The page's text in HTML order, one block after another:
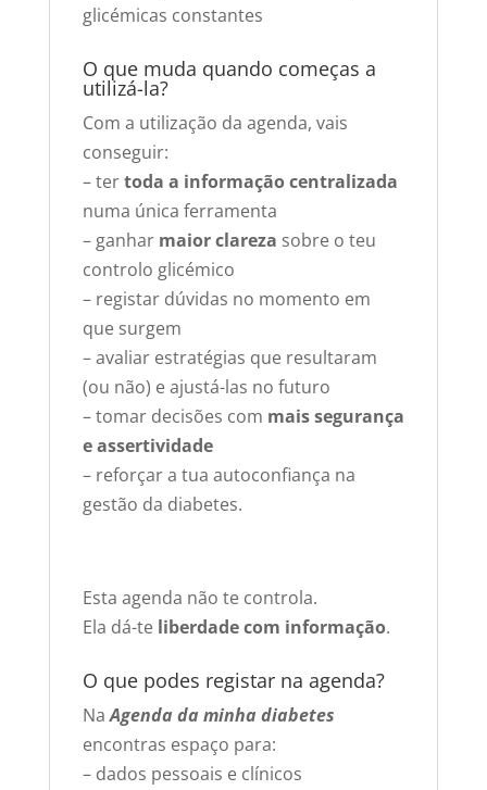
glicémicas constantes
O que muda quando começas a
utilizá-la?
Com a utilização da agenda, vais
conseguir:
– tertoda a informação centralizada
numa única ferramenta
– ganhar maior clareza sobre o teu
controlo glicémico
– registar dúvidas no momento em
que surgem
– avaliar estratégias que resultaram
(ou não) e ajustá-las no futuro
– tomar decisões com mais segurança
e assertividade
– reforçar a tua autoconfiança na
gestão da diabetes.
Esta agenda não te controla.
Ela dá-te liberdade com informação.
O que podes registar na agenda?
NaAgenda da minha diabetes
encontras espaço para:
– dados pessoais e clínicos